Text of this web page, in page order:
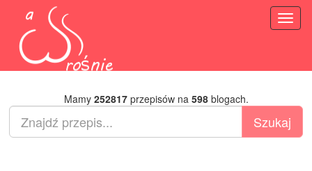
Mamy 252817przepisów na 598blogach.